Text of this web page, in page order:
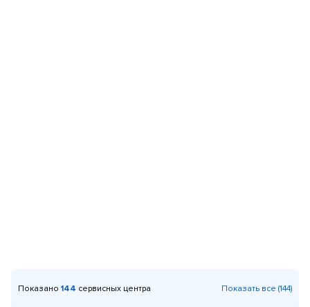
Показано 144 сервисных центра Показать все (144)